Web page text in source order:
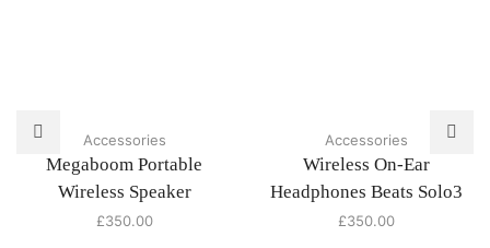
Accessories
Megaboom Portable
Wireless Speaker
£350.00
Accessories
Wireless On-Ear
Headphones Beats Solo3
£350.00